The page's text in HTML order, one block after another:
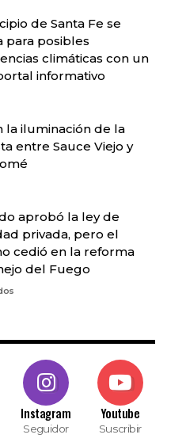
de Santa Fe se
para posibles
climáticas con un
informativo
la iluminación de la
entre Sauce Viejo y
aprobó la ley de
privada, pero el
cedió en la reforma
del Fuego
Instagram
Seguidor
Youtube
Suscribir